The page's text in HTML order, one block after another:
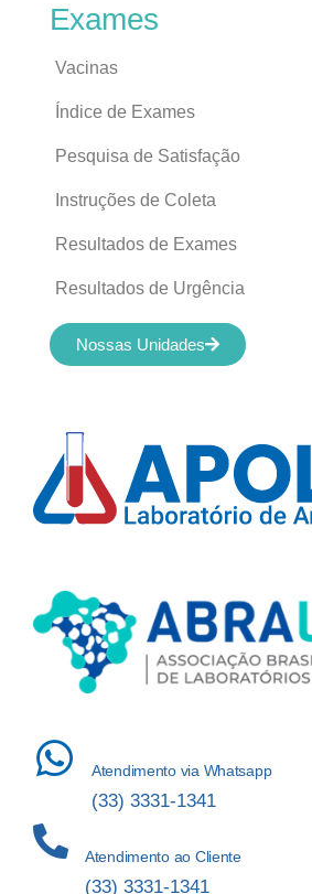
Atendimento via Whatsapp
(33) 3331-1341
Atendimento ao Cliente
(33) 3331-1341
Exames
Vacinas
Índice de Exames
Pesquisa de Satisfação
Instruções de Coleta
Resultados de Exames
Resultados de Urgência
Nossas Unidades